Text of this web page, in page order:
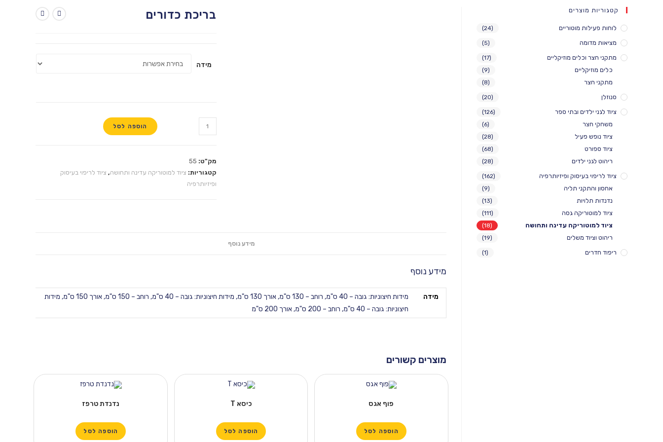
בריכת כדורים
מידה
הוספה לסל
מק"ט: 55
קטגוריות: ציוד למוטוריקה עדינה ותחושה, ציוד לריפוי בעיסוק
ופיזיותרפיה
מידע נוסף
מידע נוסף
מידה מידות חיצוניות: גובה – 40 ס"מ, רוחב – 130 ס"מ, אורך 130 ס"מ , מידות חיצוניות: גובה – 40 ס"מ, רוחב – 150 ס"מ, אורך 150 ס"מ , מידות
חיצוניות: גובה – 40 ס"מ, רוחב – 200 ס"מ, אורך 200 ס"מ
מוצרים קשורים
פוף אגס
הוספה לסל
כיסא T
הוספה לסל
נדנדת טרפז
הוספה לסל
קטגוריות מוצרים
לוחות פעילות מוטוריים (24)
מציאות מדומה (5)
מתקני חצר וכלים מוזיקליים (17)
כלים מוזיקליים (9)
מתקני חצר (8)
סנוזלן (20)
ציוד לגני ילדים ובתי ספר (126)
משחקי חצר (6)
ציוד נופש פעיל (28)
ציוד ספורט (68)
ריהוט לגני ילדים (28)
ציוד לריפוי בעיסוק ופיזיותרפיה (162)
אחסון והתקני תליה (9)
נדנדות תלויות (13)
ציוד למוטוריקה גסה (111)
ציוד למוטוריקה עדינה ותחושה (18)
ריהוט וציוד משלים (19)
ריפוד חדרים (1)